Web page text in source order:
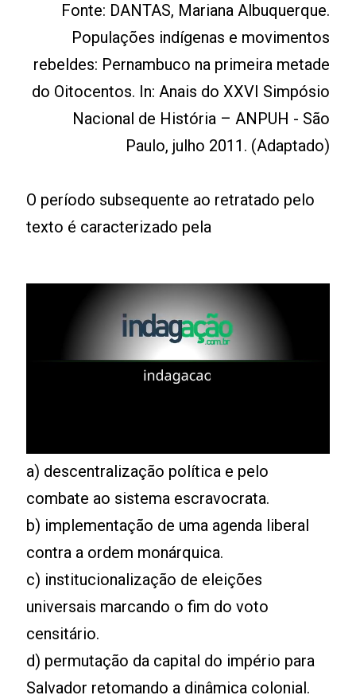
Fonte: DANTAS, Mariana Albuquerque.
Populações indígenas e movimentos
rebeldes: Pernambuco na primeira metade
do Oitocentos. In: Anais do XXVI Simpósio
Nacional de História – ANPUH - São
Paulo, julho 2011. (Adaptado)
O período subsequente ao retratado pelo
texto é caracterizado pela
a) descentralização política e pelo
combate ao sistema escravocrata.
b) implementação de uma agenda liberal
contra a ordem monárquica.
c) institucionalização de eleições
universais marcando o fim do voto
censitário.
d) permutação da capital do império para
Salvador retomando a dinâmica colonial.